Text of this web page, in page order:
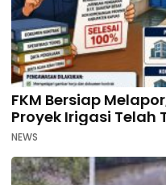
FKM Bersiap
Proyek Irigasi Telah
NEWS